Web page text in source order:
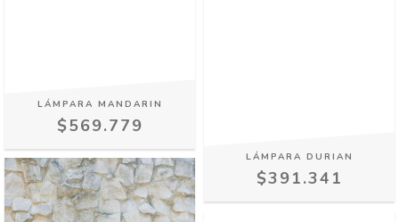
LÁMPARA MANDARIN
$569.779
LÁMPARA DURIAN
$391.341